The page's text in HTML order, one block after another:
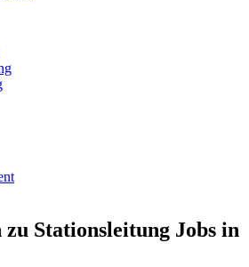
Stationsleitung Jobs in